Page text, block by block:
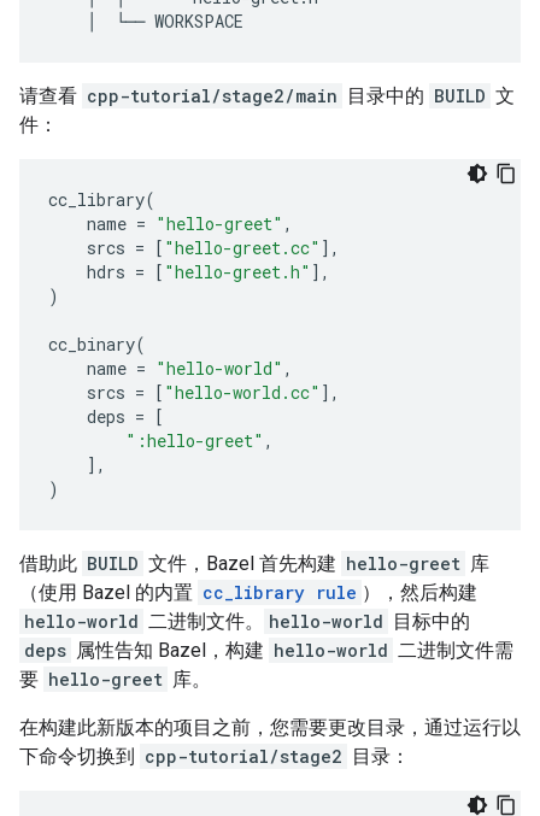
└── WORKSPACE
请查看 cpp-tutorial/stage2/main 目录中的 BUILD 文
件：
cc_library(
name = "hello-greet" ,
srcs = [ "hello-greet.cc" ],
hdrs = [ "hello-greet.h" ],
)
cc_binary(
name = "hello-world" ,
srcs = [ "hello-world.cc" ],
deps = [
":hello-greet" ,
],
)
借助此 BUILD 文件，Bazel 首先构建 hello-greet 库
（使用 Bazel 的内置 cc_library rule ），然后构建
hello-world 二进制文件。 hello-world 目标中的
deps 属性告知 Bazel，构建 hello-world 二进制文件需
要 hello-greet 库。
在构建此新版本的项目之前，您需要更改目录，通过运行以
下命令切换到 cpp-tutorial/stage2 目录：